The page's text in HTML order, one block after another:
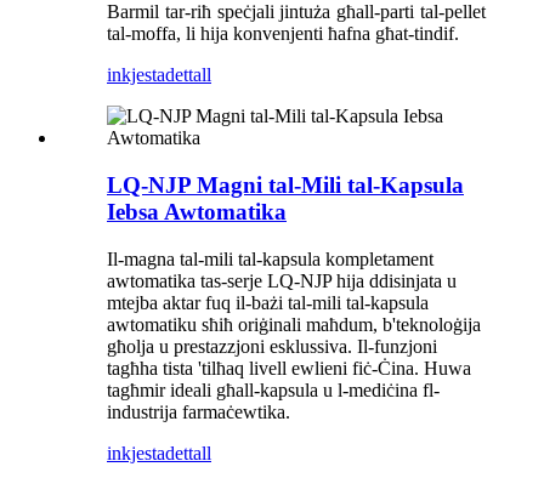
Barmil tar-riħ speċjali jintuża għall-parti tal-pellet
tal-moffa, li hija konvenjenti ħafna għat-tindif.
inkjestadettall
LQ-NJP Magni tal-Mili tal-Kapsula
Iebsa Awtomatika
Il-magna tal-mili tal-kapsula kompletament
awtomatika tas-serje LQ-NJP hija ddisinjata u
mtejba aktar fuq il-bażi tal-mili tal-kapsula
awtomatiku sħiħ oriġinali maħdum, b'teknoloġija
għolja u prestazzjoni esklussiva. Il-funzjoni
tagħha tista 'tilħaq livell ewlieni fiċ-Ċina. Huwa
tagħmir ideali għall-kapsula u l-mediċina fl-
industrija farmaċewtika.
inkjestadettall